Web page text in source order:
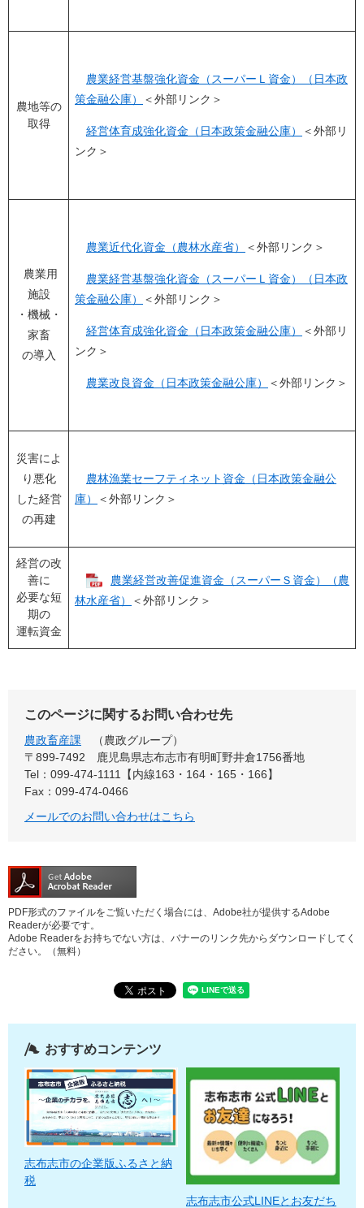
農地等の
取得
農業経営基盤強化資金（スーパーＬ資金）（日本政
策金融公庫）
＜外部リンク＞
経営体育成強化資金（日本政策金融公庫）
＜外部リ
ンク＞
農業用
施設
・機械・
家畜
の導入
農業近代化資金（農林水産省） ＜外部リンク＞
農業経営基盤強化資金（スーパーＬ資金）（日本政
策金融公庫）
＜外部リンク＞
経営体育成強化資金（日本政策金融公庫）
＜外部リ
ンク＞
農業改良資金（日本政策金融公庫） ＜外部リンク＞
災害によ
り悪化
した経営
の再建
農林漁業セーフティネット資金（日本政策金融公
庫）
＜外部リンク＞
経営の改
善に
必要な短
期の
運転資金
農業経営改善促進資金（スーパーＳ資金）（農
林水産省）
＜外部リンク＞
このページに関するお問い合わせ先
農政畜産課
農政グループ
〒899-7492
鹿児島県志布志市有明町野井倉1756番地
Tel：099-474-1111【内線163・164・165・166】
Fax：099-474-0466
メールでのお問い合わせはこちら
PDF形式のファイルをご覧いただく場合には、Adobe社が提供するAdobe
Readerが必要です。
Adobe Readerをお持ちでない方は、バナーのリンク先からダウンロードしてく
ださい。（無料）
おすすめコンテンツ
志布志市の企業版ふるさと納
税
志布志市公式LINEとお友だち